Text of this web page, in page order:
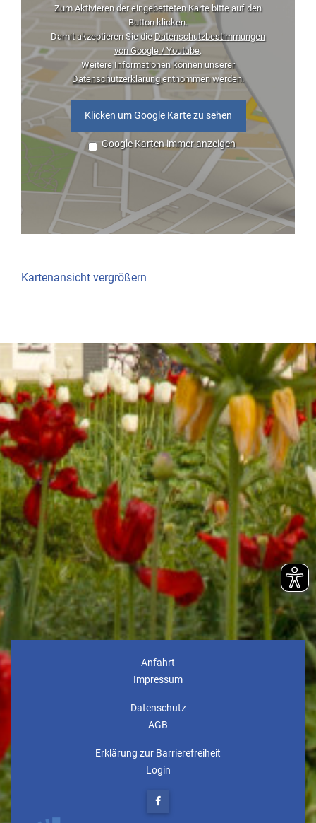
Zum Aktivieren der eingebetteten Karte bitte auf den
Button klicken.
Damit akzeptieren Sie dieDatenschutzbestimmungen
von Google / Youtube.
Weitere Informationen können unserer
Datenschutzerklärungentnommen werden.
Klicken um Google Karte zu sehen
Google Karten immer anzeigen
Kartenansicht vergrößern
Anfahrt
Impressum
Datenschutz
AGB
Erklärung zur Barrierefreiheit
Login